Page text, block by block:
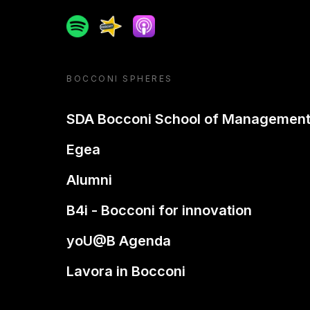
SpotifySpreakerApple podcast
BOCCONI SPHERES
SDA Bocconi School of Management
Egea
Alumni
B4i - Bocconi for innovation
yoU@B Agenda
Lavora in Bocconi